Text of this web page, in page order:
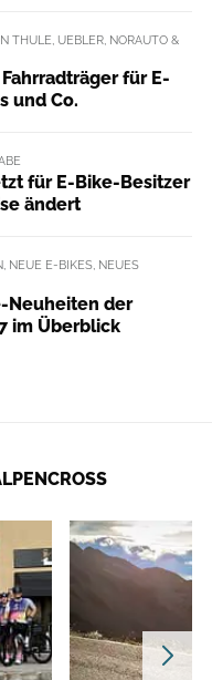
THULE, UEBLER, NORAUTO &
für E-
und Co.
für E-Bike-Besitzer
ändert
NEUE E-BIKES, NEUES
Neuheiten der
im Überblick